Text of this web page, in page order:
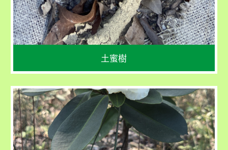
土蜜樹
果期：幾乎全年
學名
Polyspora axillaris